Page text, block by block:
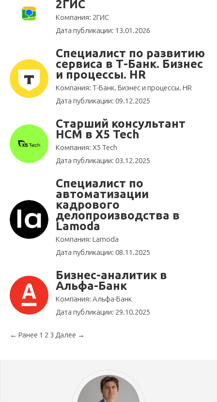
2ГИС
Компания: 2ГИС
Дата публикации: 13.01.2026
Специалист по развитию
сервиса в Т-Банк. Бизнес
и процессы. HR
Компания: Т-Банк. Бизнес и процессы. HR
Дата публикации: 09.12.2025
Старший консультант
HCM в X5 Tech
Компания: X5 Tech
Дата публикации: 03.12.2025
Специалист по
автоматизации
кадрового
делопроизводства в
Lamoda
Компания: Lamoda
Дата публикации: 08.11.2025
Бизнес-аналитик в
Альфа-Банк
Компания: Альфа-Банк
Дата публикации: 29.10.2025
← Ранее 1 2 3 Далее →